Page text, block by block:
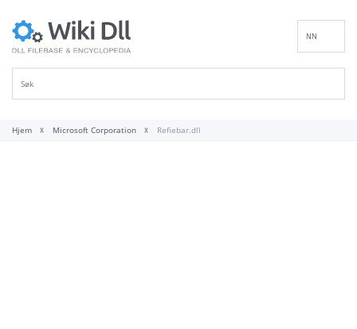
NN
Hjem Microsoft Corporation Refiebar.dll